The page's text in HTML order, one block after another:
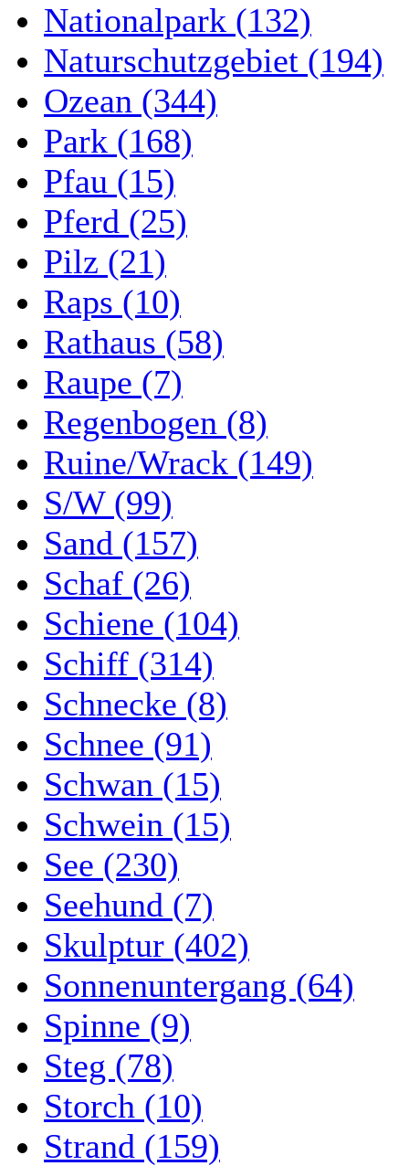
Nationalpark (132)
Naturschutzgebiet (194)
Ozean (344)
Park (168)
Pfau (15)
Pferd (25)
Pilz (21)
Raps (10)
Rathaus (58)
Raupe (7)
Regenbogen (8)
Ruine/Wrack (149)
S/W (99)
Sand (157)
Schaf (26)
Schiene (104)
Schiff (314)
Schnecke (8)
Schnee (91)
Schwan (15)
Schwein (15)
See (230)
Seehund (7)
Skulptur (402)
Sonnenuntergang (64)
Spinne (9)
Steg (78)
Storch (10)
Strand (159)